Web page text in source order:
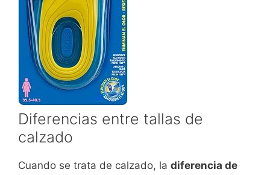
Diferencias entre tallas de
calzado
Cuando se trata de calzado, la diferencia de